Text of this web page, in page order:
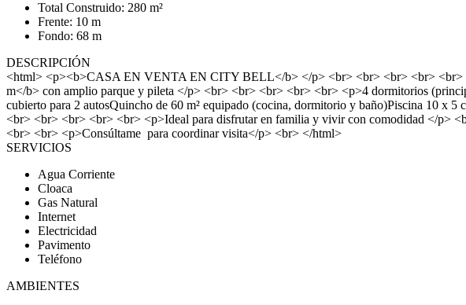
Total Construido: 280 m²
Frente: 10 m
Fondo: 68 m
DESCRIPCIÓN
<html> <p><b>CASA EN VENTA EN CITY BELL</b> </p> <br> <br> <br> <br> <br>
m</b> con amplio parque y pileta </p> <br> <br> <br> <br> <br> <p>4 dormitorios
cubierto para 2 autosQuincho de 60 m² equipado (cocina, dormitorio y baño)Piscina 10 x
<br> <br> <br> <br> <br> <p>Ideal para disfrutar en familia y vivir con comodidad </
<br> <br> <p>Consúltame para coordinar visita</p> <br> </html>
SERVICIOS
Agua Corriente
Cloaca
Gas Natural
Internet
Electricidad
Pavimento
Teléfono
AMBIENTES